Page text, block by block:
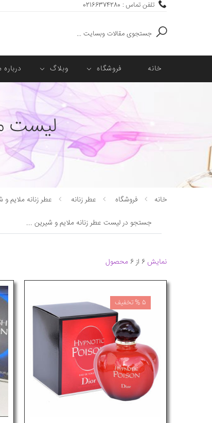
تلفن تماس : 02166374280
جستجو
خانه فروشگاه وبلاگ درباره
لیست
خانه فروشگاه عطر زنانه عطر زنانه ملایم و
نمایش 6 از 6 محصول
5 % تخفیف